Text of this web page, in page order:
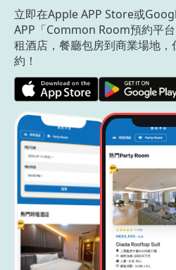
立即在Apple APP Store或
APP「Common Room預約平
租酒店，餐廳包房到商業場地
約！